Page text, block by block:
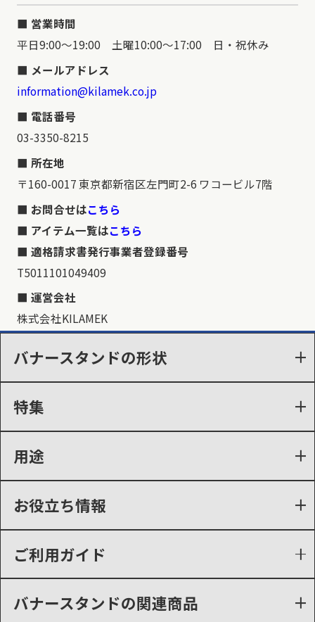
営業時間
平日9:00～19:00 土曜10:00～17:00 日・祝休み
メールアドレス
information@kilamek.co.jp
電話番号
03-3350-8215
所在地
〒160-0017 東京都新宿区左門町2-6 ワコービル7階
お問合せはこちら
アイテム一覧はこちら
適格請求書発行事業者登録番号
T5011101049409
運営会社
株式会社KILAMEK
バナースタンドの形状
特集
用途
お役立ち情報
ご利用ガイド
バナースタンドの関連商品